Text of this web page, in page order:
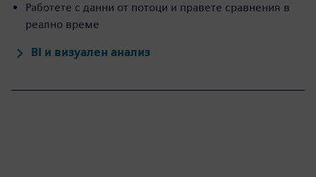
Работете с данни от потоци и правете сравнения в
реално време
BI и визуален анализ